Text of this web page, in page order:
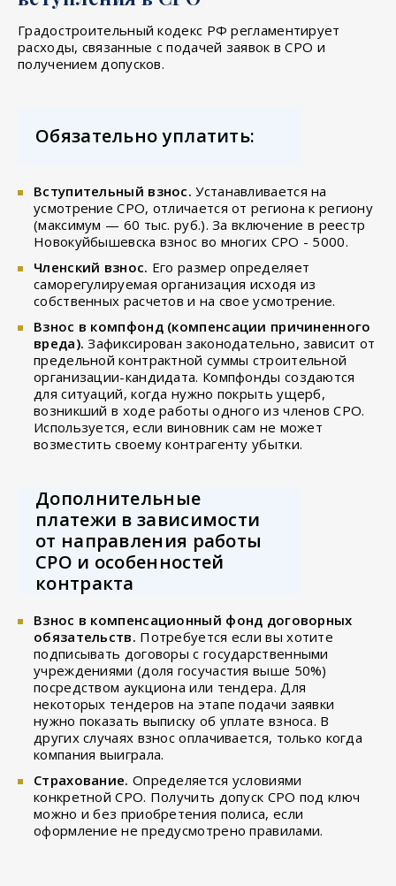
Градостроительный кодекс РФ регламентирует
расходы, связанные с подачей заявок в СРО и
получением допусков.
Обязательно уплатить:
Вступительный взнос. Устанавливается на
усмотрение СРО, отличается от региона к региону
(максимум — 60 тыс. руб.). За включение в реестр
Новокуйбышевска взнос во многих СРО - 5000.
Членский взнос. Его размер определяет
саморегулируемая организация исходя из
собственных расчетов и на свое усмотрение.
Взнос в компфонд (компенсации причиненного
вреда). Зафиксирован законодательно, зависит от
предельной контрактной суммы строительной
организации-кандидата. Компфонды создаются
для ситуаций, когда нужно покрыть ущерб,
возникший в ходе работы одного из членов СРО.
Используется, если виновник сам не может
возместить своему контрагенту убытки.
Дополнительные
платежи в зависимости
от направления работы
СРО и особенностей
контракта
Взнос в компенсационный фонд договорных
обязательств. Потребуется если вы хотите
подписывать договоры с государственными
учреждениями (доля госучастия выше 50%)
посредством аукциона или тендера. Для
некоторых тендеров на этапе подачи заявки
нужно показать выписку об уплате взноса. В
других случаях взнос оплачивается, только когда
компания выиграла.
Страхование. Определяется условиями
конкретной СРО. Получить допуск СРО под ключ
можно и без приобретения полиса, если
оформление не предусмотрено правилами.